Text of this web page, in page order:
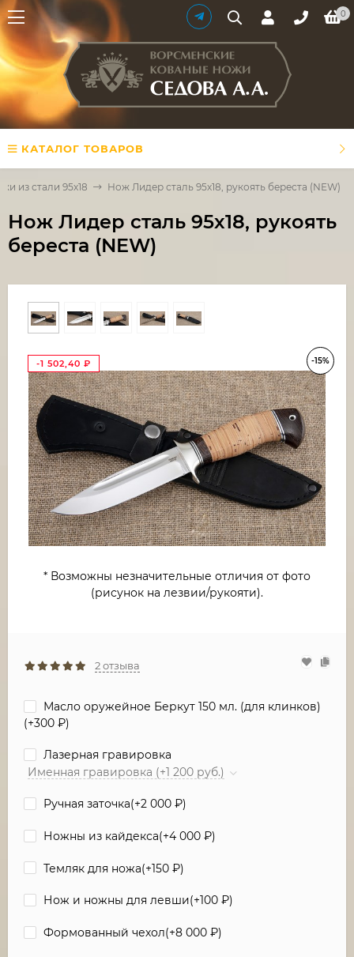
0
КАТАЛОГ ТОВАРОВ
из стали 95х18 Нож Лидер сталь 95х18, рукоять береста (NEW)
Нож Лидер сталь 95х18, рукоять
береста (NEW)
-15%
-1 502,40 ₽
* Возможны незначительные отличия от фото
(рисунок на лезвии/рукояти).
2 отзыва
Масло оружейное Беркут 150 мл. (для клинков)
(+300 ₽)
Лазерная гравировка
Именная гравировка (+1 200 руб.)
Ручная заточка(+2 000 ₽)
Ножны из кайдекса(+4 000 ₽)
Темляк для ножа(+150 ₽)
Нож и ножны для левши(+100 ₽)
Формованный чехол(+8 000 ₽)